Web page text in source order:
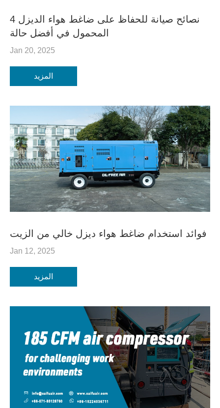
4 نصائح صيانة للحفاظ على ضاغط هواء الديزل
المحمول في أفضل حالة
Jan 20, 2025
المزيد
فوائد استخدام ضاغط هواء ديزل خالي من الزيت
Jan 12, 2025
المزيد